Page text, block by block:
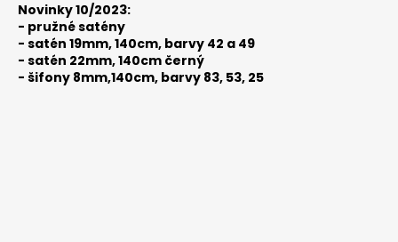
Novinky 10/2023:
- pružné satény
- satén 19mm, 140cm, barvy 42 a 49
- satén 22mm, 140cm černý
- šifony 8mm,140cm, barvy 83, 53, 25